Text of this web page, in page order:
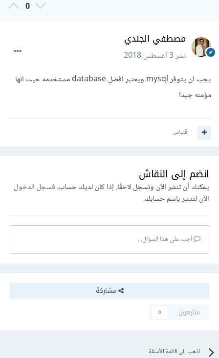
0
مصطفي الجندي
نشر3 أغسطس 2018
يجب ان يتوفر mysql ويعتبر افضل database مستخدمه حيث انها
مؤمنه جيدا
اقتباس
انضم إلى النقاش
يمكنك أن تنشر الآن وتسجل لاحقًا. إذا كان لديك حساب،فسجل الدخول
الآنلتنشر باسم حسابك.
أجب على هذا السؤال...
مشاركة
متابعون
0
اذهب إلى قائمة الأسئلة